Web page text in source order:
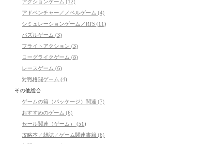
アクションゲーム (12)
アドベンチャー／ノベルゲーム (4)
シミュレーションゲーム／RTS (11)
パズルゲーム (3)
フライトアクション (3)
ローグライクゲーム (8)
レースゲーム (6)
対戦格闘ゲーム (4)
その他総合
ゲームの箱（パッケージ）関連 (7)
おすすめのゲーム (6)
セール関連（ゲーム） (51)
攻略本／雑誌／ゲーム関連書籍 (6)